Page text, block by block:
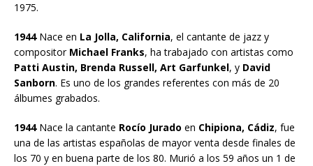
1975.
1944Nace en La Jolla, California, el cantante de jazz y
compositorMichael Franks, ha trabajado con artistas como
Patti Austin, Brenda Russell, Art Garfunkel, y David
Sanborn. Es uno de los grandes referentes con más de 20
álbumes grabados.
1944Nace la cantante Rocío Jurado en Chipiona, Cádiz, fue
una de las artistas españolas de mayor venta desde finales de
los 70 y en buena parte de los 80. Murió a los 59 años un 1 de